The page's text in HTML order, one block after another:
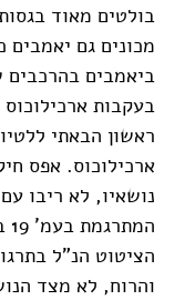
בולטים מאוד
מכונים גם יאמבים
ביאמבים בהרכבים
בעקבות
ראשון הבאתי
ארכילוכוס. אפס
נושאיו, לא ריבו
הציטוט הנ"ל
והרוח, לא מצד